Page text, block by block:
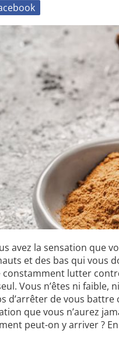
avez la sensation que
et des bas qui vous
constamment lutter
Vous n’êtes ni faible,
d’arrêter de vous
que vous n’aurez
peut-on y arriver ?